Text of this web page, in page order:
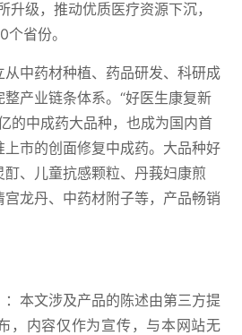
升级，推动优质医疗资源下沉，
省份。
中药材种植、药品研发、科研成
产业链条体系。“好医生康复新
的中成药大品种，也成为国内首
市的创面修复中成药。大品种好
、儿童抗感颗粒、丹莪妇康煎
龙丹、中药材附子等，产品畅销
本文涉及产品的陈述由第三方提
，内容仅作为宣传，与本网站无